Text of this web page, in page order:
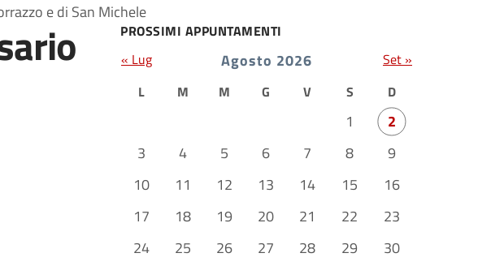
e di San Michele
PROSSIMI APPUNTAMENTI
Agosto 2026
L M M G V S D
1
2
3
4 5 6 7 8
9
10
11 12 13 14 15
16
17
18 19 20 21 22
23
24
25 26 27 28 29
30
« Lug Set »